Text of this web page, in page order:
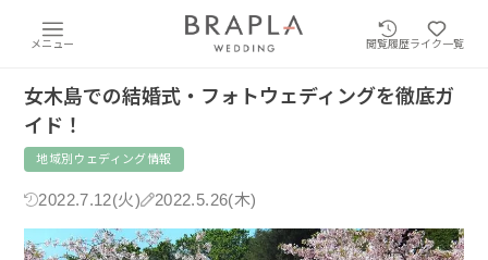
メニュー 閲覧履歴ライク一覧
女木島での結婚式・フォトウェディングを徹底ガ
イド！
地域別ウェディング情報
2022.7.12(火) 2022.5.26(木)